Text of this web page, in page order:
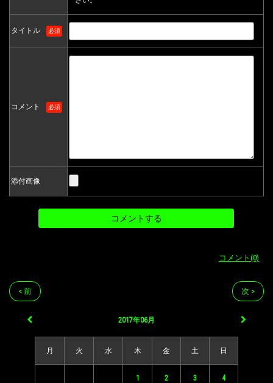
タイトル 必須
コメント 必須
添付画像
コメント(0)
< 前 次 >
2017年06月
月 火 水 木 金 土 日
1 2 3 4